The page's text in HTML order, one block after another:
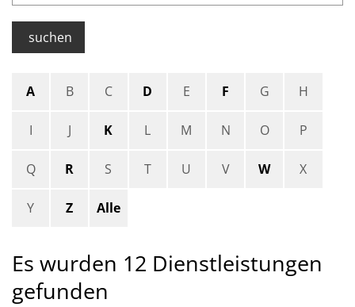
suchen
A B C D E F G H
I J K L M N O P
Q R S T U V W X
Y Z Alle
Es wurden 12 Dienstleistungen
gefunden